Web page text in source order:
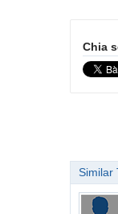
Chia
Similar